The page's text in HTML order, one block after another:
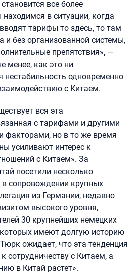
все более
в ситуации, когда
тарифы то здесь, то там
и без организованной системы,
препятствия», —
менее, как это ни
нестабильность одновременно
с Китаем.
вся эта
с тарифами и другими
факторами, но в то же время
усиливают интерес к
с Китаем». За
посетили несколько
в сопровождении крупных
из Германии, недавно
высокого уровня,
30 крупнейших немецких
имеют долгую историю
ожидает, что эта тенденция
сотрудничеству с Китаем, а
в Китай растет».